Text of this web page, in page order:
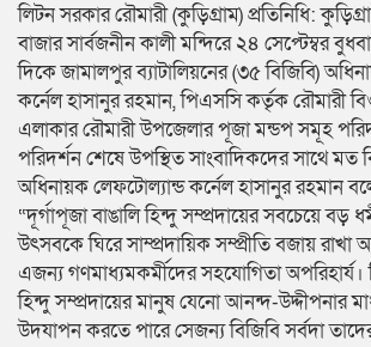
লিটন সরকার রৌমারী (কুড়িগ্রাম) প্রতিনিধি:
বাজার সার্বজনীন কালী মন্দিরে ২৪ সেপ্টেম্বর
দিকে জামালপুর ব্যাটালিয়নের (৩৫ বিজিবি)
কর্নেল হাসানুর রহমান, পিএসসি কর্তৃক রৌমারী
এলাকার রৌমারী উপজেলার পূজা মন্ডপ সমূহ
পরিদর্শন শেষে উপস্থিত সাংবাদিকদের সাথে মত
অধিনায়ক লেফটোল্যান্ড কর্নেল হাসানুর রহমান
“দূর্গাপূজা বাঙালি হিন্দু সম্প্রদায়ের সবচেয়ে বড়
উৎসবকে ঘিরে সাম্প্রদায়িক সম্প্রীতি বজায় রাখা
এজন্য গণমাধ্যমকর্মীদের সহযোগিতা
হিন্দু সম্প্রদায়ের মানুষ যেনো আনন্দ-উদ্দীপনার
উদযাপন করতে পারে সেজন্য বিজিবি সর্বদা